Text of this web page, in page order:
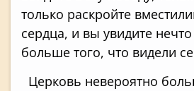
только раскройте
сердца, и вы увидите
больше того, что видели
Церковь невероятно